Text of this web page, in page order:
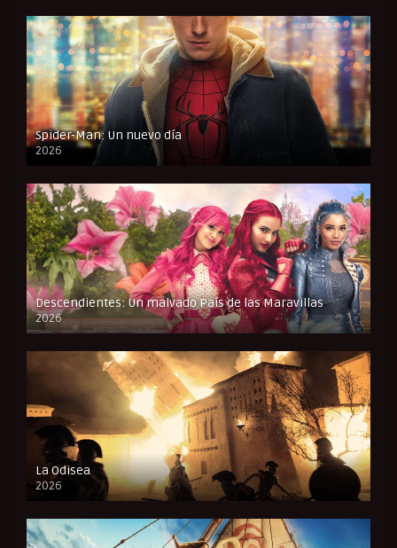
Spider-Man: Un nuevo día
2026
CAM
Descendientes: Un malvado País de las Maravillas
2026
FULL HD
La Odisea
2026
CAM